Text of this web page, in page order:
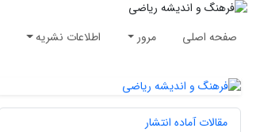
صفحه اصلی مرور اطلاعات نشریه
مقالات آماده انتشار